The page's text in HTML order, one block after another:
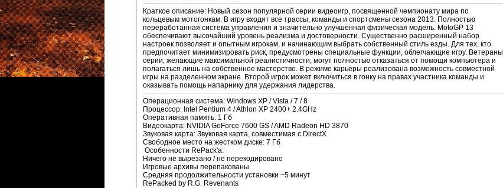
Краткое описание: Новый сезон популярной серии видеоигр, посвященной чемпионату мира по
кольцевым мотогонкам. В игру входят все трассы, команды и спортсмены сезона 2013. Полностью
переработанная система управления и значительно улучшенная физическая модель. MotoGP 13
обеспечивают высочайший уровень реализма и достоверности. Существенно расширенный набор
настроек позволяет и опытным игрокам, и начинающим выбрать собственный стиль езды. Для тех, кто
предпочитает минимизировать риск, предусмотрены специальные функции, облегчающие игру. Ветераны
серии, желающие максимальной реалистичности, могут полностью отказаться от помощи компьютера и
полагаться лишь на собственное мастерство. В режиме карьеры реализована возможность совместной
игры на разделенном экране. Второй игрок может включиться в гонку на правах участника команды и
оказывать помощь напарнику для удержания лидерства.
Операционная система: Windows XP / Vista / 7 / 8
Процессор: Intel Pentium 4 / Athlon XP 2400+ 2.4GHz
Оперативная память: 1 Гб
Видеокарта: NVIDIA GeForce 7600 GS / AMD Radeon HD 3870
Звуковая карта: Звуковая карта, совместимая с DirectX
Свободное место на жестком диске: 7 Гб
Особенности RePack'a:
Ничего не вырезано / не перекодировано
Игровые архивы перепакованы
Средняя продолжительности установки ~5 минут
RePacked by R.G. Revenants